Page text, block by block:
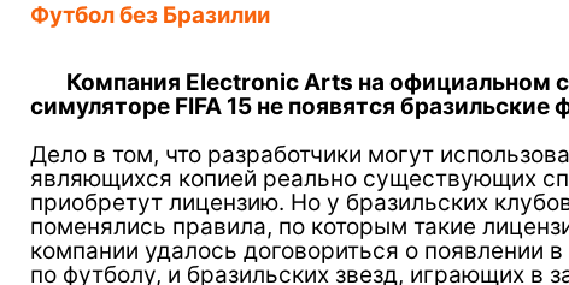
Футбол без Бразилии
Компания Electronic Arts на официальном
симуляторе FIFA 15 не появятся
Дело в том, что разработчики могут
являющихся копией реально существующих
приобретут лицензию. Но у бразильских
поменялись правила, по которым такие
компании удалось договориться о появлении
по футболу, и бразильских звезд, играющих в